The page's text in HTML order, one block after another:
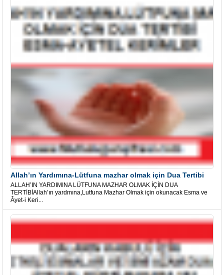
Allah’ın Yardımına-Lütfuna mazhar olmak için Dua Tertibi
ALLAH’IN YARDIMINA LÜTFUNA MAZHAR OLMAK İÇİN DUA
TERTİBİAllah’ın yardmına,Lutfuna Mazhar Olmak için okunacak Esma ve
Âyet-i Keri...